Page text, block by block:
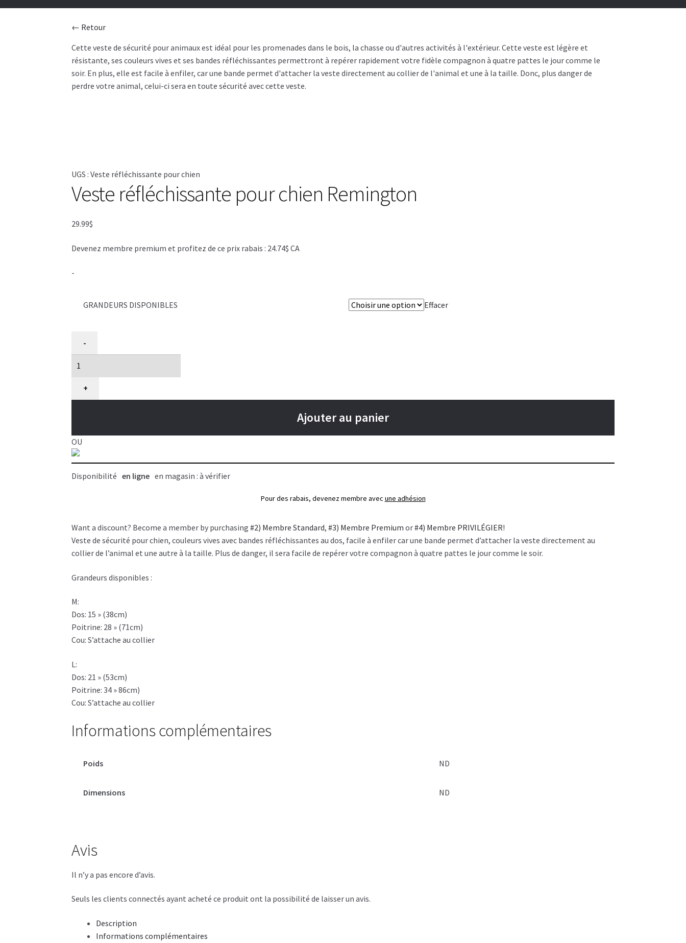
← Retour
Cette veste de sécurité pour animaux est idéal pour les promenades dans le bois, la chasse ou d'autres activités à l'extérieur. Cette veste est légère et
résistante, ses couleurs vives et ses bandes réfléchissantes permettront à repérer rapidement votre fidèle compagnon à quatre pattes le jour comme le
soir. En plus, elle est facile à enfiler, car une bande permet d'attacher la veste directement au collier de l'animal et une à la taille. Donc, plus danger de
perdre votre animal, celui-ci sera en toute sécurité avec cette veste.
UGS :Veste réfléchissante pour chien
Veste réfléchissante pour chien Remington
29.99$
Devenez membre premium et profitez de ce prix rabais : 24.74$ CA
-
GRANDEURS DISPONIBLES Effacer
Veste
réfléchissante
pour
chien
-
+
Ajouter au panier
OU
Disponibilité en ligne en magasin : à vérifier
Pour des rabais, devenez membre avec une adhésion
Want a discount? Become a member by purchasing#2) Membre Standard,#3) Membre Premium or#4) Membre PRIVILÉGIER!
Veste de sécurité pour chien, couleurs vives avec bandes réfléchissantes au dos, facile à enfiler car une bande permet d’attacher la veste directement au
collier de l’animal et une autre à la taille. Plus de danger, il sera facile de repérer votre compagnon à quatre pattes le jour comme le soir.
Grandeurs disponibles :
M:
Dos: 15 » (38cm)
Poitrine: 28 » (71cm)
Cou: S’attache au collier
L:
Dos: 21 » (53cm)
Poitrine: 34 » 86cm)
Cou: S’attache au collier
Informations complémentaires
Poids ND
Dimensions ND
Avis
Il n’y a pas encore d’avis.
Seuls les clients connectés ayant acheté ce produit ont la possibilité de laisser un avis.
Description
Informations complémentaires